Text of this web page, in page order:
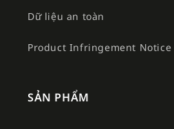
Dữ liệu an toàn
Product Infringement Notice
SẢN PHẨM